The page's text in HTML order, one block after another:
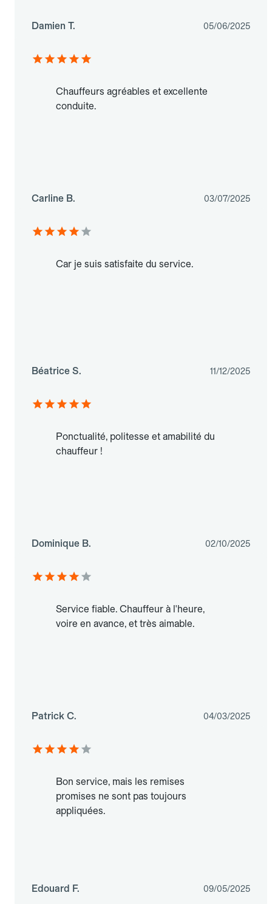
Damien T. 05/06/2025
Chauffeurs agréables et excellente
conduite.
Carline B. 03/07/2025
Car je suis satisfaite du service.
Béatrice S. 11/12/2025
Ponctualité, politesse et amabilité du
chauffeur !
Dominique B. 02/10/2025
Service fiable. Chauffeur à l'heure,
voire en avance, et très aimable.
Patrick C. 04/03/2025
Bon service, mais les remises
promises ne sont pas toujours
appliquées.
Edouard F. 09/05/2025